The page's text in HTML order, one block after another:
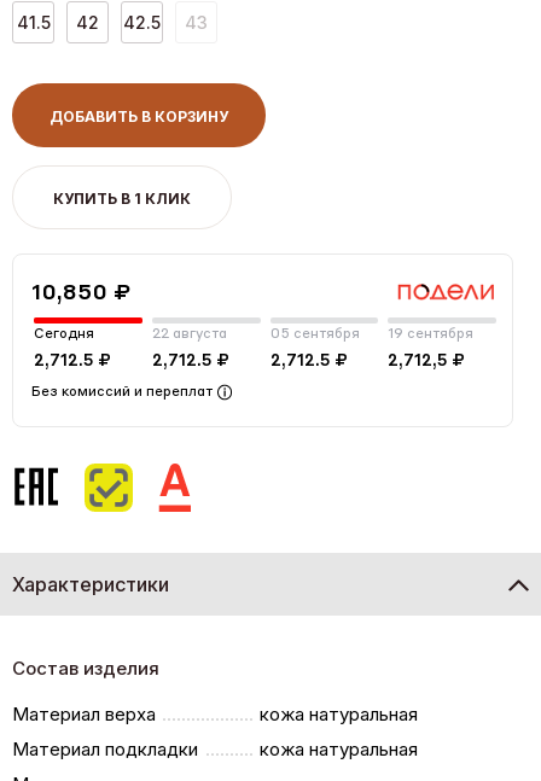
41.5 42 42.5 43
ДОБАВИТЬ В КОРЗИНУ
КУПИТЬ В 1 КЛИК
10,850 ₽
Сегодня
2,712.5 ₽
22 августа
2,712.5 ₽
05 сентября
2,712.5 ₽
19 сентября
2,712,5 ₽
Без комиссий и переплат
Характеристики
Состав изделия
Материал верха
кожа натуральная
Материал подкладки
кожа натуральная